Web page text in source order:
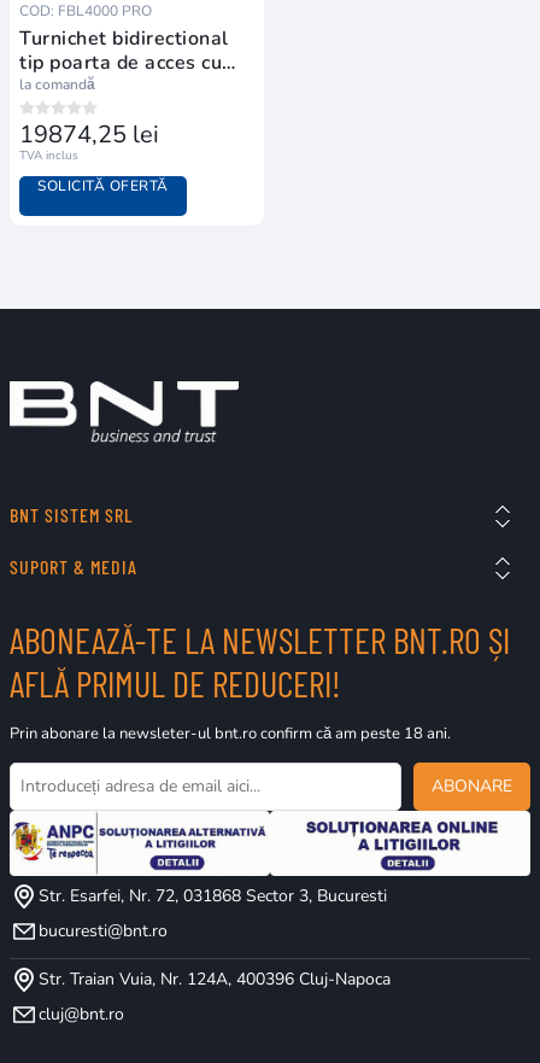
COD: FBL4000 PRO
Turnichet bidirectional
tip poarta de acces cu
brate glisante
la comandă
19874,25 lei
TVA inclus
SOLICITĂ OFERTĂ
BNT SISTEM SRL
SUPORT & MEDIA
ABONEAZĂ-TE LA NEWSLETTER BNT.RO ȘI
AFLĂ PRIMUL DE REDUCERI!
Prin abonare la newsleter-ul bnt.ro confirm că am peste 18 ani.
ABONARE
Str. Esarfei, Nr. 72, 031868 Sector 3, Bucuresti
bucuresti@bnt.ro
Str. Traian Vuia, Nr. 124A, 400396 Cluj-Napoca
cluj@bnt.ro